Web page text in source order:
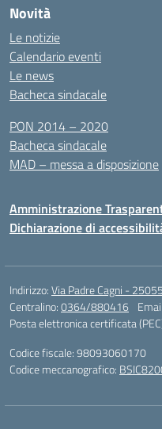
Novità
Le notizie
Calendario eventi
Le news
Bacheca sindacale
PON 2014 – 2020
Bacheca sindacale
MAD – messa a disposizione
Amministrazione
Dichiarazione di
Indirizzo:Via Padre Cagni -
Centralino:0364/880416
Posta elettronica certificata
Codice fiscale: 98093060170
Codice meccanografico: